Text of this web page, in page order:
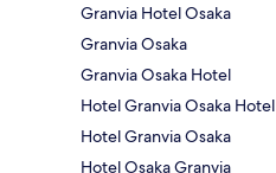
Granvia Hotel Osaka
Granvia Osaka
Granvia Osaka Hotel
Hotel Granvia Osaka Hotel
Hotel Granvia Osaka
Hotel Osaka Granvia